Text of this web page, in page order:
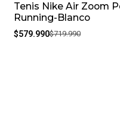
-19%
Tenis Nike Air Zoom
Running-Blanco
$579.990$719.990